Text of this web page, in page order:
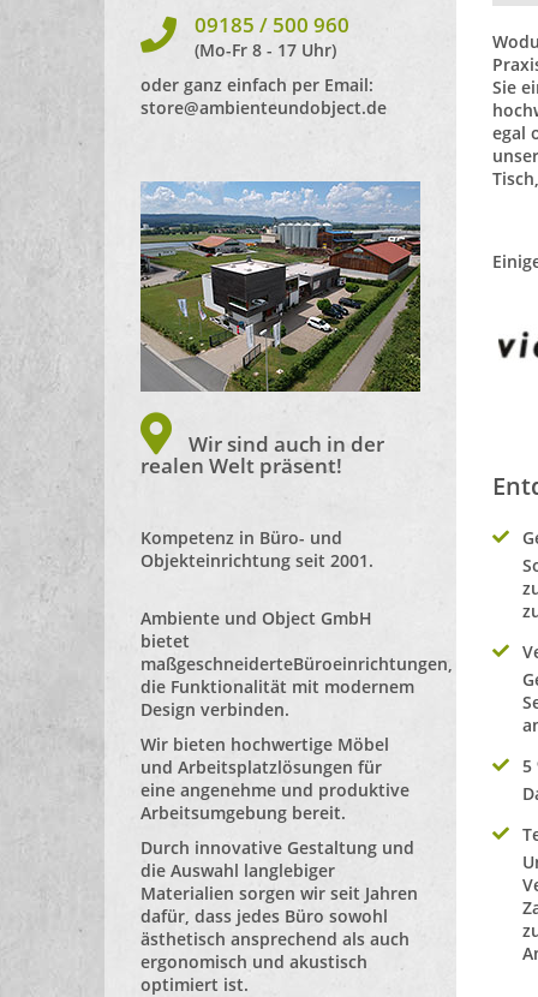
09185 / 500 960
(Mo-Fr 8 - 17 Uhr)
oder ganz einfach per Email:
store@ambienteundobject.de
Wir sind auch in der
realen Welt präsent!
Kompetenz in Büro- und
Objekteinrichtung seit 2001.
Ambiente und Object GmbH
bietet
maßgeschneiderteBüroeinrichtungen
die Funktionalität mit modernem
Design verbinden.
Wir bieten hochwertige Möbel
und Arbeitsplatzlösungen für
eine angenehme und produktive
Arbeitsumgebung bereit.
Durch innovative Gestaltung und
die Auswahl langlebiger
Materialien sorgen wir seit Jahren
dafür, dass jedes Büro sowohl
ästhetisch ansprechend als auch
ergonomisch und akustisch
optimiert ist.
Sie
egal
5
zu beantworten. Zögern